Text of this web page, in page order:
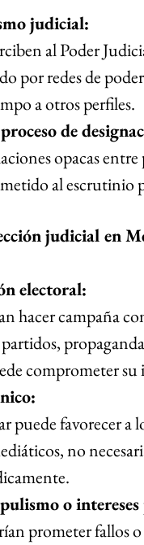
judicial:
al Poder
por redes de
a otros perfiles.
de
opacas
al escrutinio
judicial en
electoral:
hacer campaña
comprometer
puede favorecer a
no
o
prometer fallos